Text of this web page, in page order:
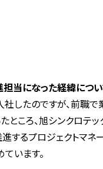
当になった経緯につい
社したのですが、前職
ところ、旭シンクロテ
するプロジェクトマネ
います。